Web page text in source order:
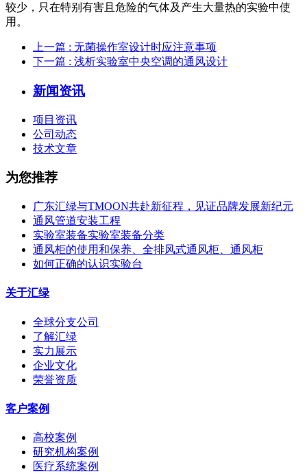
较少，只在特别有害且危险的气体及产生大量热的实验中使
用。
上一篇 : 无菌操作室设计时应注意事项
下一篇 : 浅析实验室中央空调的通风设计
新闻资讯
项目资讯
公司动态
技术文章
为您推荐
广东汇绿与TMOON共赴新征程，见证品牌发展新纪元
通风管道安装工程
实验室装备实验室装备分类
通风柜的使用和保养、全排风式通风柜、通风柜
如何正确的认识实验台
关于汇绿
全球分支公司
了解汇绿
实力展示
企业文化
荣誉资质
客户案例
高校案例
研究机构案例
医疗系统案例